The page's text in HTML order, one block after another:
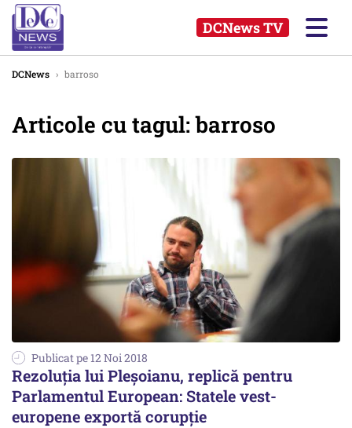
DCNews TV
DCNews › barroso
Articole cu tagul: barroso
Publicat pe 12 Noi 2018
Rezoluția lui Pleșoianu, replică pentru
Parlamentul European: Statele vest-
europene exportă corupție